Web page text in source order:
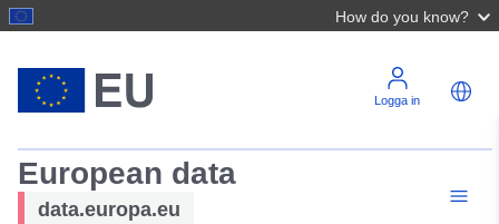
How do you know?
Logga in
European data
data.europa.eu